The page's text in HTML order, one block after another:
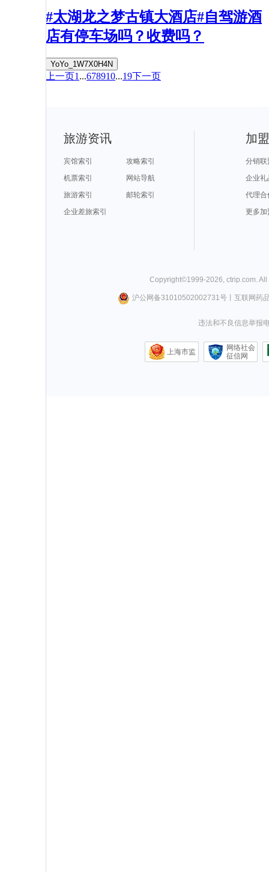
#太湖龙之梦古镇大酒店#自驾游酒
店有停车场吗？收费吗？
YoYo_1W7X0H4N
上一页1 ...678910...19下一页
旅游资讯
宾馆索引
攻略索引
机票索引
网站导航
旅游索引
邮轮索引
企业差旅索引
加
分销联
企业礼
代理合
更多加
Copyright©1999-2026, ctrip.com.
沪公网备31010502002731号丨 互联网药
违法和不良信息举报
上海市监
网络社会
征信网